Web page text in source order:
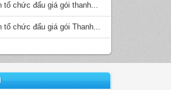
tổ chức đấu giá gói thanh...
tổ chức đấu giá gói Thanh...